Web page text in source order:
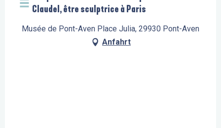
Claudel, être sculptrice à Paris
Musée de Pont-Aven Place Julia, 29930 Pont-Aven
Anfahrt